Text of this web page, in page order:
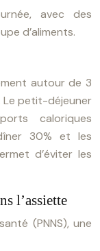
avec des
d’aliments.
autour de 3
Le petit-déjeuner
caloriques
30% et les
d’éviter les
l’assiette
(PNNS), une